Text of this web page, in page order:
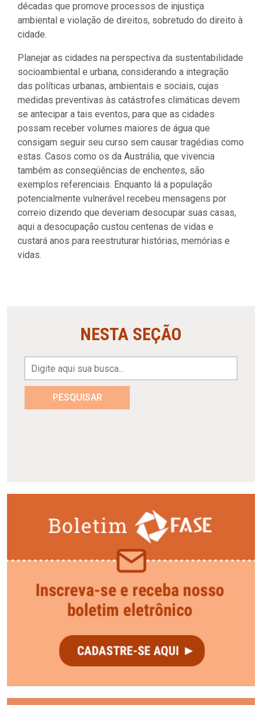
décadas que promove processos de injustiça
ambiental e violação de direitos, sobretudo do direito à
cidade.
Planejar as cidades na perspectiva da sustentabilidade
socioambiental e urbana, considerando a integração
das políticas urbanas, ambientais e sociais, cujas
medidas preventivas às catástrofes climáticas devem
se antecipar a tais eventos, para que as cidades
possam receber volumes maiores de água que
consigam seguir seu curso sem causar tragédias como
estas. Casos como os da Austrália, que vivencia
também as conseqüências de enchentes, são
exemplos referenciais. Enquanto lá a população
potencialmente vulnerável recebeu mensagens por
correio dizendo que deveriam desocupar suas casas,
aqui a desocupação custou centenas de vidas e
custará anos para reestruturar histórias, memórias e
vidas.
NESTA SEÇÃO
PESQUISAR